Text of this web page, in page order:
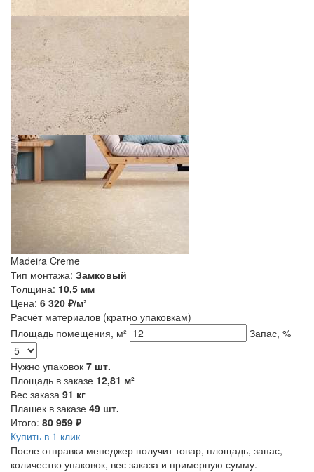
Madeira Creme
Тип монтажа: Замковый
Толщина: 10,5 мм
Цена: 6 320 ₽/м²
Расчёт материалов (кратно упаковкам)
Площадь помещения, м²
Запас, %
Нужно упаковок 7 шт.
Площадь в заказе 12,81 м²
Вес заказа 91 кг
Плашек в заказе 49 шт.
Итого: 80 959 ₽
Купить в 1 клик
После отправки менеджер получит товар, площадь, запас,
количество упаковок, вес заказа и примерную сумму.